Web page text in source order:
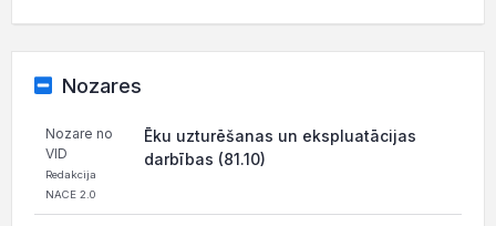
Nozares
Nozare no
VID
Redakcija
NACE 2.0
Ēku uzturēšanas un ekspluatācijas
darbības (81.10)